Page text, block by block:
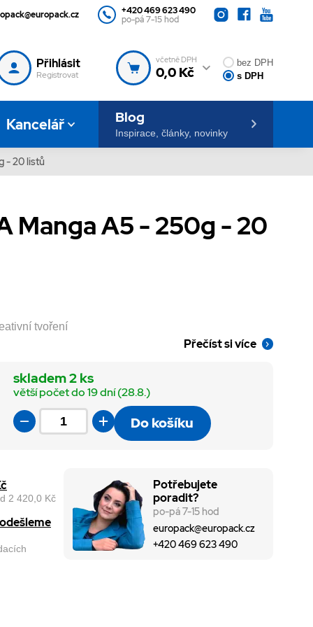
+420 469 623 490
po-pá 7-15 hod
Přihlásit
Registrovat
včetně DPH
0,0 Kč
bez DPH
s DPH
Kancelář Blog
Inspirace, články, novinky
- 20 listů
Manga A5 - 250g - 20
tvoření
Přečíst si více
skladem 2 ks
větší počet do 19 dní (28.8.)
Do košíku
2 420,0 Kč
Potřebujete
poradit?
po-pá 7-15 hod
europack@europack.cz
+420 469 623 490